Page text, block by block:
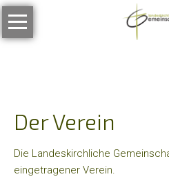
Navigation
überspringen
Unsere
Gemeinschaft
Was
wir
glauben
Der Verein
Die Landeskirchliche
eingetragener Verein.